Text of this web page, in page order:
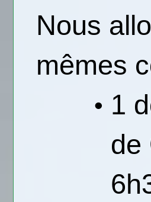
Nous
mêmes
1
de